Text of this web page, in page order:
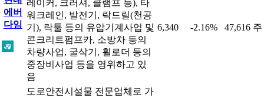
에버
다임
레이커, 크러셔, 클램프 등), 타
워크레인, 발전기, 락드릴(천공
기), 락툴 등의 유압기계사업 및
콘크리트펌프카, 소방차 등의
차량사업, 굴삭기, 휠로더 등의
중장비사업 등을 영위하고 있
음
6,340 -2.16% 47,616 주
도로안전시설물 전문업체로 가